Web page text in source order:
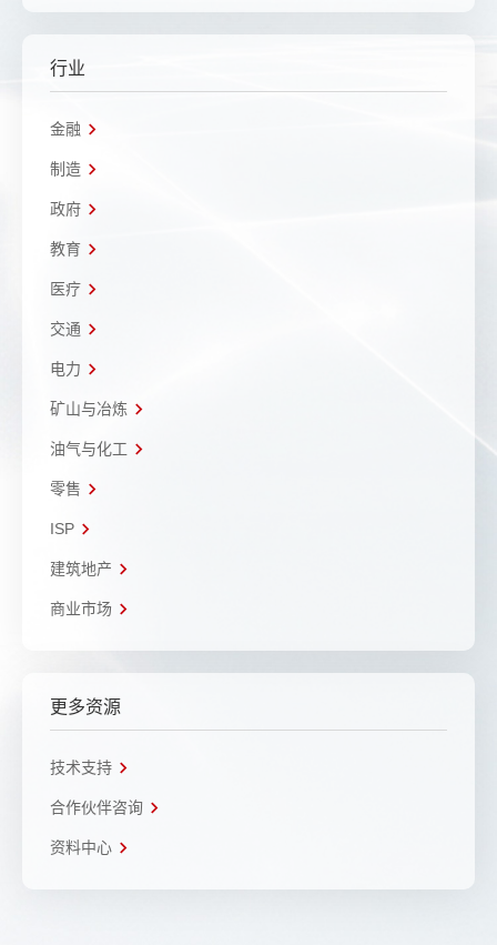
行业
金融
制造
政府
教育
医疗
交通
电力
矿山与冶炼
油气与化工
零售
ISP
建筑地产
商业市场
更多资源
技术支持
合作伙伴咨询
资料中心